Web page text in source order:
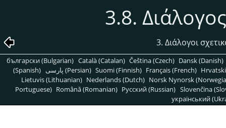
3.8.
3. Διάλογοι
български (Bulgarian) Català (Catalan) Čeština (Czech) Dansk (Danish)
(Spanish)
پارسی (Persian) Suomi (Finnish) Français (French)
Lietuvis (Lithuanian) Nederlands (Dutch) Norsk Nynorsk
Portuguese) Română (Romanian) Pусский (Russian) Slovenčina
український